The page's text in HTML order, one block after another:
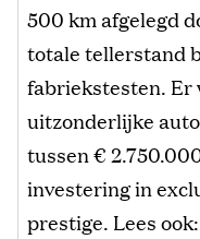
500 km afgelegd
totale tellerstand
fabriekstesten. Er
uitzonderlijke
tussen €
investering in
prestige. Lees ook: